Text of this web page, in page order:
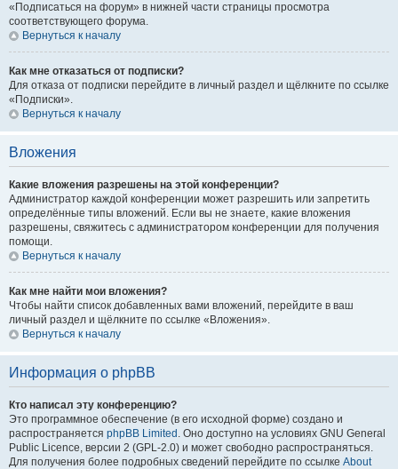
«Подписаться на форум» в нижней части страницы просмотра
соответствующего форума.
Вернуться к началу
Как мне отказаться от подписки?
Для отказа от подписки перейдите в личный раздел и щёлкните по ссылке
«Подписки».
Вернуться к началу
Вложения
Какие вложения разрешены на этой конференции?
Администратор каждой конференции может разрешить или запретить
определённые типы вложений. Если вы не знаете, какие вложения
разрешены, свяжитесь с администратором конференции для получения
помощи.
Вернуться к началу
Как мне найти мои вложения?
Чтобы найти список добавленных вами вложений, перейдите в ваш
личный раздел и щёлкните по ссылке «Вложения».
Вернуться к началу
Информация о phpBB
Кто написал эту конференцию?
Это программное обеспечение (в его исходной форме) создано и
распространяется phpBB Limited . Оно доступно на условиях GNU General
Public Licence, версии 2 (GPL-2.0) и может свободно распространяться.
Для получения более подробных сведений перейдите по ссылке About